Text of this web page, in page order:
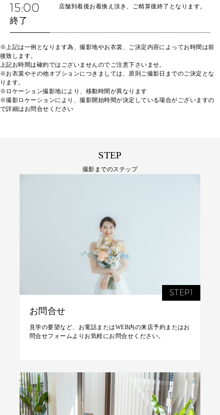
15:00
終了
店舗到着後お着換え頂き、ご精算後終了となります。
※上記は一例となります為、撮影地やお衣裳、ご決定内容によってお時間は前
後致します。
上記お時間は確約ではございませんのでご注意下さいませ。
※お衣裳やその他オプションにつきましては、原則ご撮影日までのご決定とな
ります。
※ロケーション撮影地により、移動時間が異なります
※撮影ロケーションにより、撮影開始時間が決定している場合がございますの
で詳細はお問合せください
STEP
撮影までのステップ
STEP1
お問合せ
見学の要望など、お電話またはWEB内の来店予約またはお
問合せフォームよりお気軽にお問合せください。